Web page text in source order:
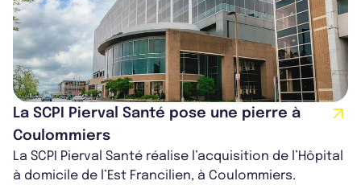
La SCPI Pierval Santé pose une pierre à
Coulommiers
La SCPI Pierval Santé réalise l’acquisition de l’Hôpital
à domicile de l’Est Francilien, à Coulommiers.